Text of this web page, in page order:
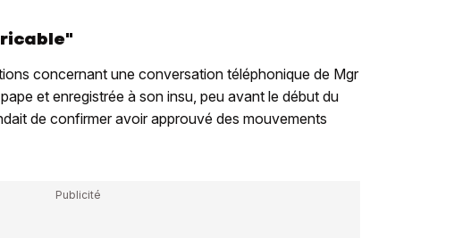
concernant une conversation téléphonique de Mgr
et enregistrée à son insu, peu avant le début du
de confirmer avoir approuvé des mouvements